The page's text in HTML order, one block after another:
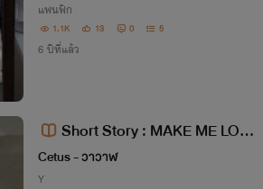
แฟนฟิก
1.1K 13 0 5
6 ปีที่แล้ว
Short Story : MAKE ME LOV
E 18+ 25+
Cetus - วาวาฬ
Y